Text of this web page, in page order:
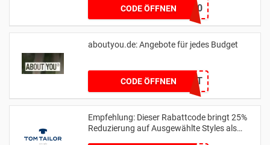
CODE ÖFFNENEXTRA50
aboutyou.de: Angebote für jedes Budget
CODE ÖFFNENBDAYSUIT
Empfehlung: Dieser Rabattcode bringt 25%
Reduzierung auf Ausgewählte Styles als